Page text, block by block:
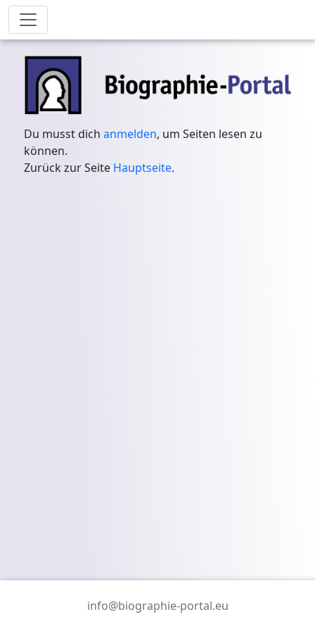
Du musst dichanmelden, um Seiten lesen zu
können.
Zurück zur Seite Hauptseite.
info@biographie-portal.eu